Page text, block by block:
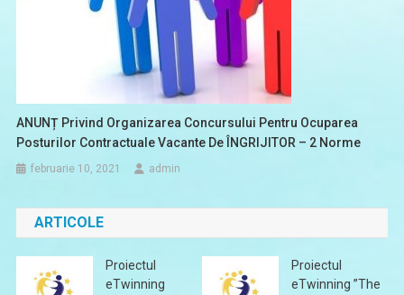
ANUNȚ Privind Organizarea Concursului Pentru Ocuparea
Posturilor Contractuale Vacante De ÎNGRIJITOR – 2 Norme
februarie 10, 2021 admin
ARTICOLE
Proiectul
eTwinning
Proiectul
eTwinning ”The